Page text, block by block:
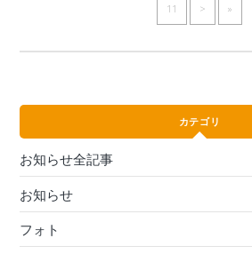
11 > »
カテゴリ
お知らせ全記事
お知らせ
フォト